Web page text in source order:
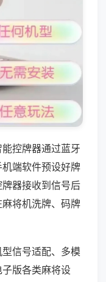
控牌器通过蓝牙
端软件预设好牌
器接收到信号后
将机洗牌、码牌
信号适配、多模
版各类麻将设